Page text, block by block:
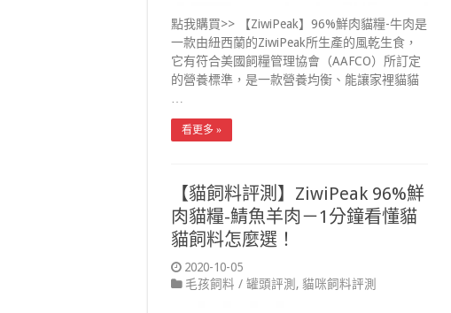
點我購買>> 【ZiwiPeak】96%鮮肉貓糧-牛肉是
一款由紐西蘭的ZiwiPeak所生產的風乾生食，
它有符合美國飼糧管理協會（AAFCO）所訂定
的營養標準，是一款營養均衡、能讓家裡貓貓
看更多 »
【貓飼料評測】ZiwiPeak 96%鮮
肉貓糧-鯖魚羊肉－1分鐘看懂貓
貓飼料怎麼選！
2020-10-05
毛孩飼料 / 罐頭評測 , 貓咪飼料評測